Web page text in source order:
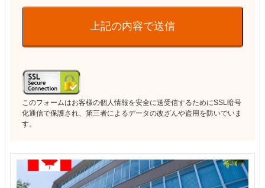
上記の内容で送信
このフォームはお客様の個人情報を安全に送受信するためにSSL暗号
化通信で保護され、第三者によるデータの改ざんや盗用を防いでいま
す。